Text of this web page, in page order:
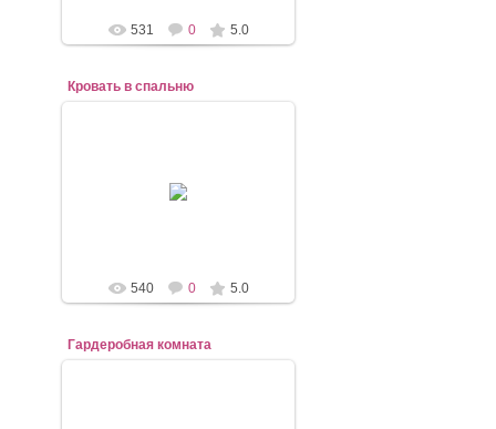
531 0 5.0
Кровать в спальню
540 0 5.0
Гардеробная комната